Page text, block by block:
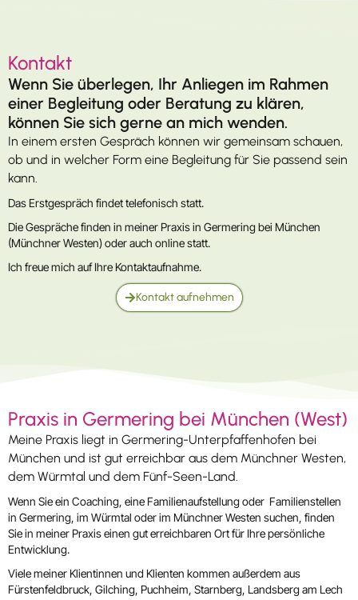
Kontakt
Wenn Sie überlegen, Ihr Anliegen im Rahmen
einer Begleitung oder Beratung zu klären,
können Sie sich gerne an mich wenden.
In einem ersten Gespräch können wir gemeinsam schauen,
ob und in welcher Form eine Begleitung für Sie passend sein
kann.
Das Erstgespräch findet telefonisch statt.
Die Gespräche finden in meiner Praxis in Germering bei München
(Münchner Westen) oder auch online statt.
Ich freue mich auf Ihre Kontaktaufnahme.
Kontakt aufnehmen
Praxis in Germering bei München (West)
Meine Praxis liegt in Germering-Unterpfaffenhofen bei
München und ist gut erreichbar aus dem Münchner Westen,
dem Würmtal und dem Fünf-Seen-Land.
Wenn Sie ein Coaching, eine Familienaufstellung oder Familienstellen
in Germering, im Würmtal oder im Münchner Westen suchen, finden
Sie in meiner Praxis einen gut erreichbaren Ort für Ihre persönliche
Entwicklung.
Viele meiner Klientinnen und Klienten kommen außerdem aus
Fürstenfeldbruck, Gilching, Puchheim, Starnberg, Landsberg am Lech